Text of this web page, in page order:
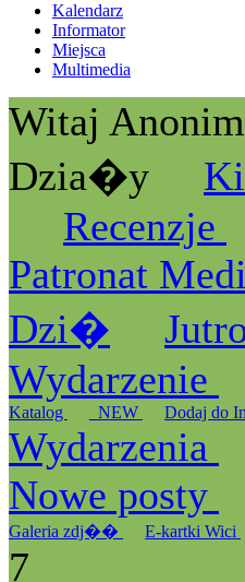
Kalendarz
Informator
Miejsca
Multimedia
Witaj
Dzia�y
Recenzje
Patronat
Dzi�
Wydarzenie
Katalog _NEW Dodaj do
Wydarzenia
Nowe posty
Galeria zdj�� E-kartki Wici
7